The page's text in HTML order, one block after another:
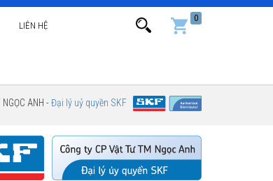
LIÊN HỆ
0
ANH -Đại lý uỷ quyền SKF